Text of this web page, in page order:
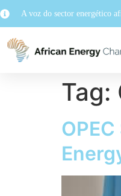
A voz do sector energético
Tag: